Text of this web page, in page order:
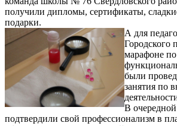
получили дипломы, сертификаты,
подарки.
А для
Городского
марафоне
были
занятия по
В очередной
подтвердили свой профессионализм в